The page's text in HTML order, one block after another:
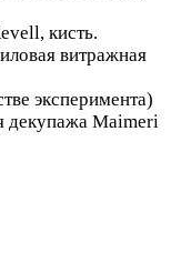
кисть.
витражная
эксперимента)
декупажа Maimeri